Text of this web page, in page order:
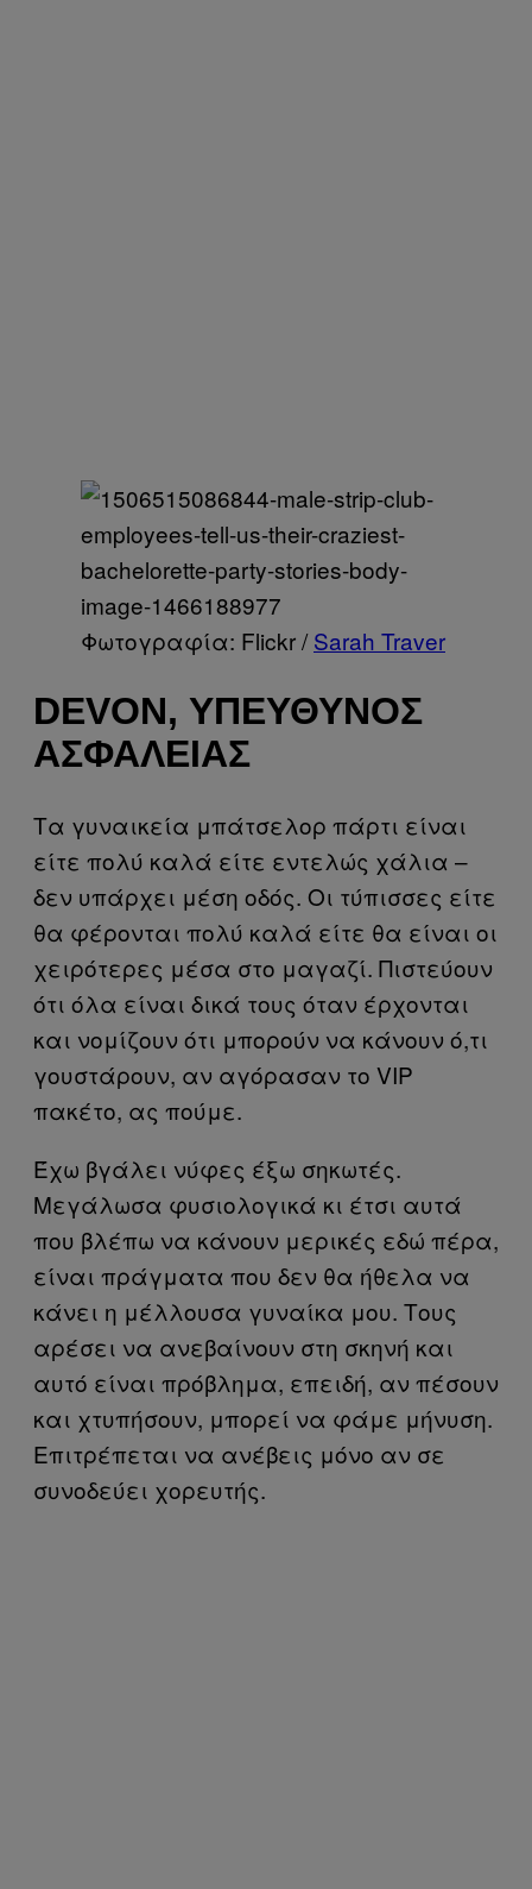
Φωτογραφία: Flickr /Sarah Traver
DEVON, ΥΠΕΎΘΥΝΟΣ
ΑΣΦΑΛΕΊΑΣ
Τα γυναικεία μπάτσελορ πάρτι είναι
είτε πολύ καλά είτε εντελώς χάλια –
δεν υπάρχει μέση οδός. Οι τύπισσες είτε
θα φέρονται πολύ καλά είτε θα είναι οι
χειρότερες μέσα στο μαγαζί. Πιστεύουν
ότι όλα είναι δικά τους όταν έρχονται
και νομίζουν ότι μπορούν να κάνουν ό,τι
γουστάρουν, αν αγόρασαν το VIP
πακέτο, ας πούμε.
Έχω βγάλει νύφες έξω σηκωτές.
Μεγάλωσα φυσιολογικά κι έτσι αυτά
που βλέπω να κάνουν μερικές εδώ πέρα,
είναι πράγματα που δεν θα ήθελα να
κάνει η μέλλουσα γυναίκα μου. Τους
αρέσει να ανεβαίνουν στη σκηνή και
αυτό είναι πρόβλημα, επειδή, αν πέσουν
και χτυπήσουν, μπορεί να φάμε μήνυση.
Επιτρέπεται να ανέβεις μόνο αν σε
συνοδεύει χορευτής.